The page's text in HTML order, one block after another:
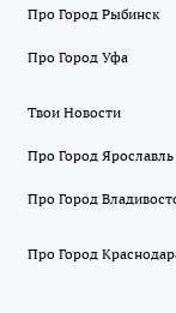
Про Город Рыбинск
Про Город Уфа
Твои Новости
Про Город Ярославль
Про Город
Про Город